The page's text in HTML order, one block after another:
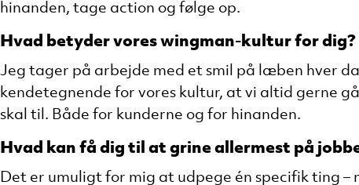
hinanden, tage action og følge op.
Hvad betyder vores wingman-kultur for dig?
Jeg tager på arbejde med et smil på læben hver
kendetegnende for vores kultur, at vi altid gerne
skal til. Både for kunderne og for hinanden.
Hvad kan få dig til at grine allermest på
Det er umuligt for mig at udpege én specifik ting –